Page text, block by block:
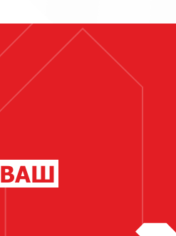
ВАШ